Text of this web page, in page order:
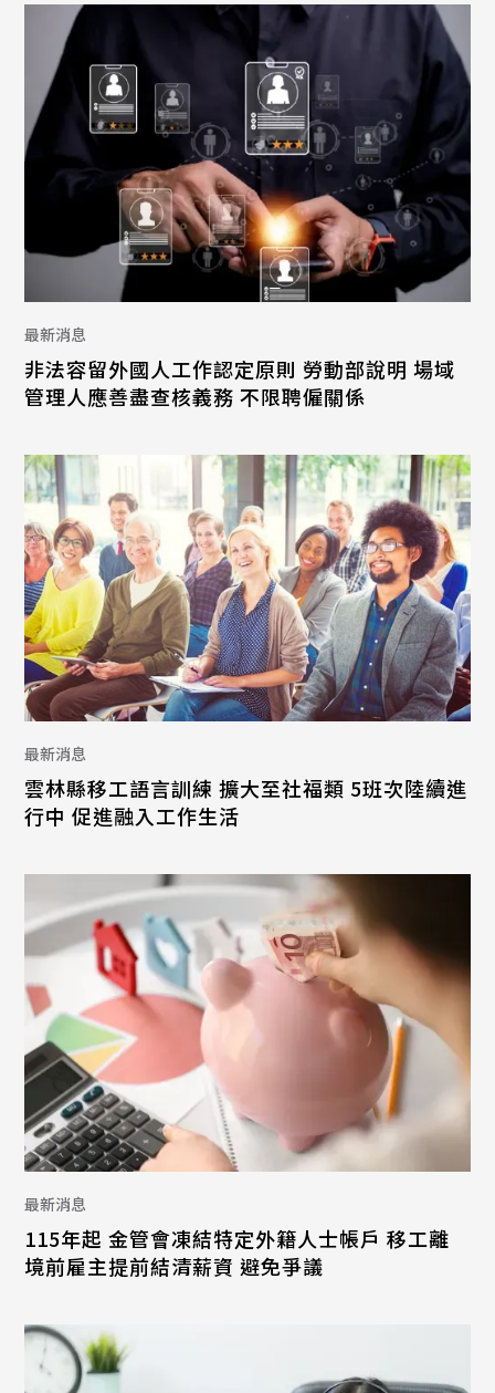
最新消息
非法容留外國人工作認定原則 勞動部說明 場域
管理人應善盡查核義務 不限聘僱關係
最新消息
雲林縣移工語言訓練 擴大至社福類 5班次陸續進
行中 促進融入工作生活
最新消息
115年起 金管會凍結特定外籍人士帳戶 移工離
境前雇主提前結清薪資 避免爭議